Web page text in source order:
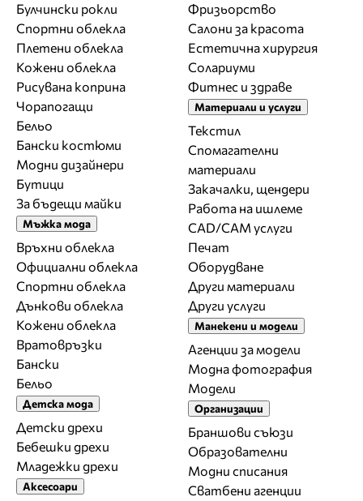
Булчински рокли
Спортни облекла
Плетени облекла
Кожени облекла
Рисувана коприна
Чорапогащи
Бельо
Бански костюми
Модни дизайнери
Бутици
За бъдещи майки
Мъжка мода
Връхни облекла
Официални облекла
Спортни облекла
Дънкови облекла
Кожени облекла
Вратовръзки
Бански
Бельо
Детска мода
Детски дрехи
Бебешки дрехи
Младежки дрехи
Аксесоари
Фризьорство
Салони за красота
Естетична хирургия
Солариуми
Фитнес и здраве
Материали и услуги
Текстил
Спомагателни
материали
Закачалки, щендери
Работа на ишлеме
CAD/CAM услуги
Печат
Оборудване
Други материали
Други услуги
Манекени и модели
Агенции за модели
Модна фотография
Модели
Организации
Браншови съюзи
Образователни
Модни списания
Сватбени агенции